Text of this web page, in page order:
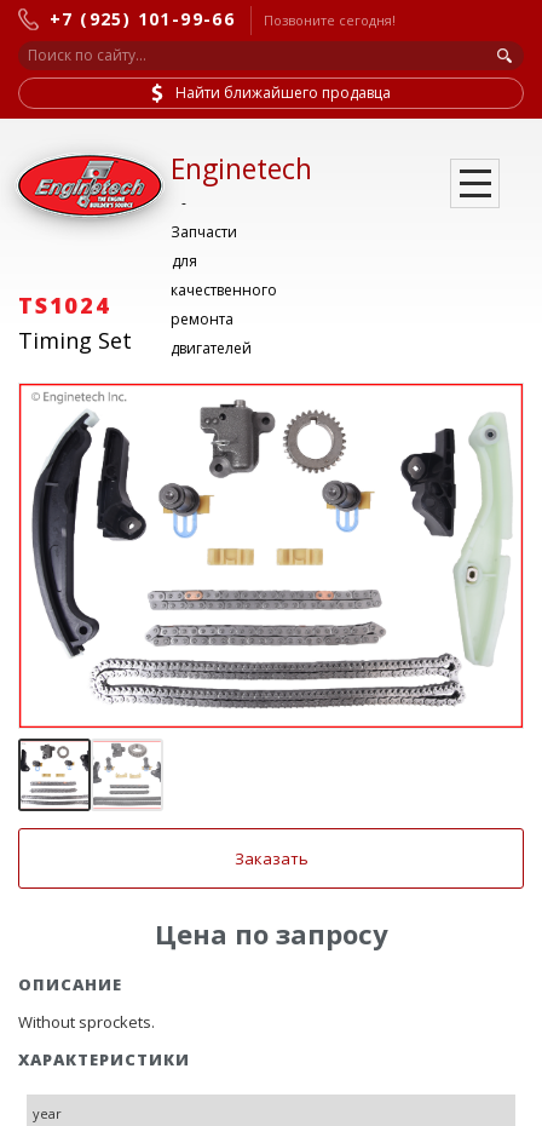
+7 (925) 101-99-66 Позвоните сегодня!
Найти ближайшего продавца
Enginetech
-
Запчасти
для
качественного
ремонта
двигателей
TS1024
Timing Set
Заказать
Цена по запросу
ОПИСАНИЕ
Without sprockets.
ХАРАКТЕРИСТИКИ
year